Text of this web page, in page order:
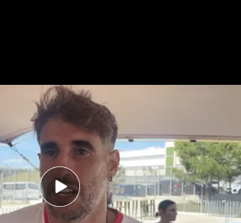
pone nota al Athletic,
a Óscar de Marcos y
al Manchester
del Athletic Club y de Oscar de Marcos.